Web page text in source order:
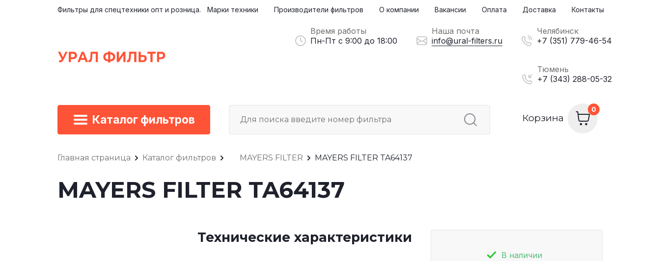
Каталог фильтров Корзина
Фильтры для спецтехники опт и розница. Марки техники Производители фильтров О компании Вакансии Оплата Доставка Контакты
Время работы
Пн-Пт с 9:00 до 18:00
Наша почта
info@ural-filters.ru
Челябинск
+7 (351) 779-46-54
Тюмень
+7 (343) 288-05-32
Главная страница Каталог фильтров MAYERS FILTER MAYERS FILTER TA64137
MAYERS FILTER TA64137
В наличии
Технические характеристики